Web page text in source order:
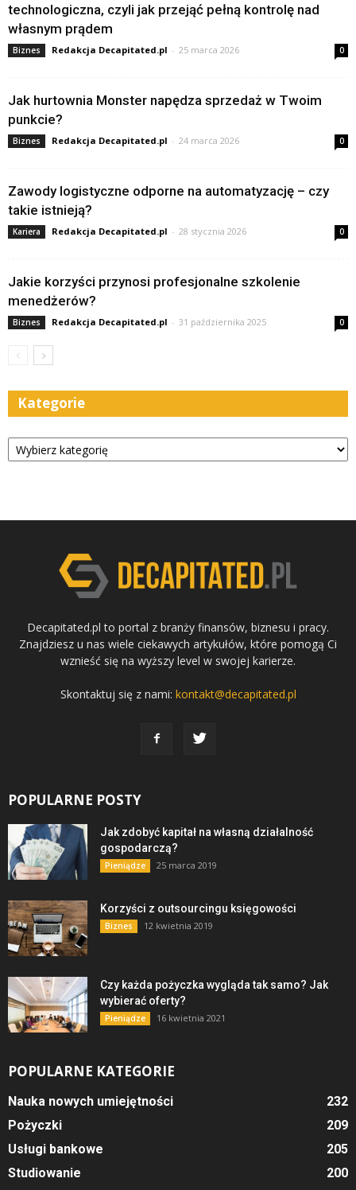
technologiczna, czyli jak przejąć pełną kontrolę nad
własnym prądem
Biznes Redakcja Decapitated.pl - 25 marca 2026 0
Jak hurtownia Monster napędza sprzedaż w Twoim
punkcie?
Biznes Redakcja Decapitated.pl - 24 marca 2026 0
Zawody logistyczne odporne na automatyzację – czy
takie istnieją?
Kariera Redakcja Decapitated.pl - 28 stycznia 2026 0
Jakie korzyści przynosi profesjonalne szkolenie
menedżerów?
Biznes Redakcja Decapitated.pl - 31 października 2025 0
Kategorie
Kategorie
Decapitated.pl to portal z branży finansów, biznesu i pracy.
Znajdziesz u nas wiele ciekawych artykułów, które pomogą Ci
wznieść się na wyższy level w swojej karierze.
Skontaktuj się z nami: kontakt@decapitated.pl
POPULARNE POSTY
Jak zdobyć kapitał na własną działalność
gospodarczą?
Pieniądze 25 marca 2019
Korzyści z outsourcingu księgowości
Biznes 12 kwietnia 2019
Czy każda pożyczka wygląda tak samo? Jak
wybierać oferty?
Pieniądze 16 kwietnia 2021
POPULARNE KATEGORIE
Nauka nowych umiejętności
232
Pożyczki
209
Usługi bankowe
205
Studiowanie
200